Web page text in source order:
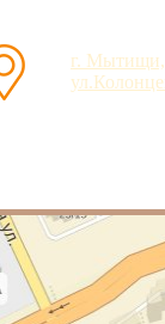
г. Мытищи,